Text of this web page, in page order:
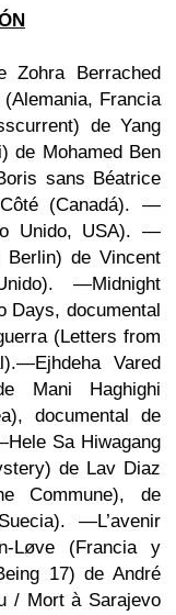
Berrached
Francia
de Yang
de Mohamed Ben
sans Béatrice
(Canadá). —
Unido, USA). —
de Vincent
—Midnight
Days, documental
(Letters from
Vared
Mani Haghighi
documental de
Sa Hiwagang
de Lav Diaz
Commune), de
—L’avenir
Løve (Francia y
17) de André
/ Mort à Sarajevo